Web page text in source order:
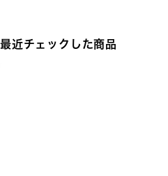
最近チェックした商品